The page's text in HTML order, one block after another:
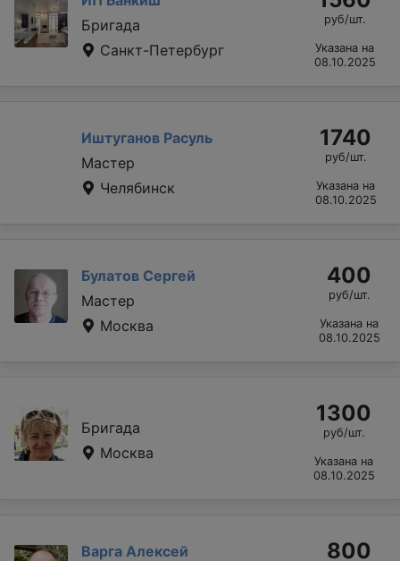
Бригада
Санкт-Петербург
руб/шт.
Указана на
08.10.2025
Иштуганов Расуль
Мастер
Челябинск
1740
руб/шт.
Указана на
08.10.2025
Булатов Сергей
Мастер
Москва
400
руб/шт.
Указана на
08.10.2025
Бригада
Москва
1300
руб/шт.
Указана на
08.10.2025
Варга Алексей
800